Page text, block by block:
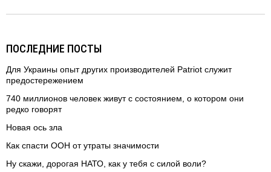
ПОСЛЕДНИЕ ПОСТЫ
Для Украины опыт других производителей Patriot служит
предостережением
740 миллионов человек живут с состоянием, о котором они
редко говорят
Новая ось зла
Как спасти ООН от утраты значимости
Ну скажи, дорогая НАТО, как у тебя с силой воли?